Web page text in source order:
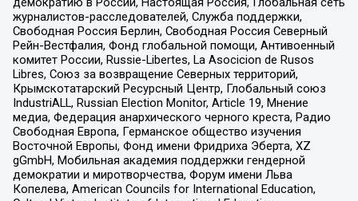
журналистов-расследователей, Служба поддержки,
Свободная Россия Берлин, Свободная Россия Северный
Рейн-Вестфалия, Фонд глобальной помощи, Антивоенный
комитет России, Russie-Libertes, La Asocicion de Rusos
Libres, Союз за возвращение Северных территорий,
Крымскотатарский Ресурсный Центр, Глобальный союз
IndustriALL, Russian Election Monitor, Article 19, Мнение
медиа, Федерация анархического черного креста, Радио
Свободная Европа, Германское общество изучения
Восточной Европы, Фонд имени Фридриха Эберта, XZ
gGmbH, Мобильная академия поддержки гендерной
демократии и миротворчества, Форум имени Льва
Копелева, American Councils for International Education,